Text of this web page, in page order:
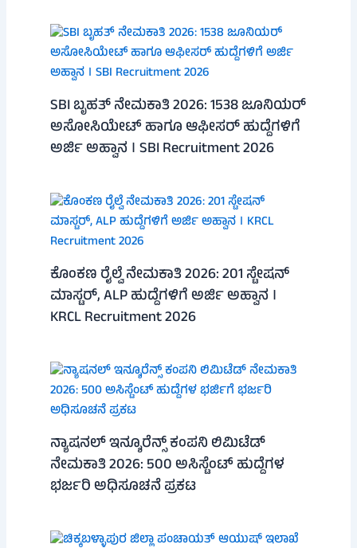
SBI ಬೃಹತ್ ನೇಮಕಾತಿ 2026: 1538 ಜೂನಿಯರ್
ಅಸೋಸಿಯೇಟ್ ಹಾಗೂ ಆಫೀಸರ್ ಹುದ್ದೆಗಳಿಗೆ
ಅರ್ಜಿ ಅಹ್ವಾನ । SBI Recruitment 2026
ಕೊಂಕಣ ರೈಲ್ವೆ ನೇಮಕಾತಿ 2026: 201 ಸ್ಟೇಷನ್
ಮಾಸ್ಟರ್, ALP ಹುದ್ದೆಗಳಿಗೆ ಅರ್ಜಿ ಅಹ್ವಾನ ।
KRCL Recruitment 2026
ನ್ಯಾಷನಲ್ ಇನ್ಶೂರೆನ್ಸ್ ಕಂಪನಿ ಲಿಮಿಟೆಡ್
ನೇಮಕಾತಿ 2026: 500 ಅಸಿಸ್ಟೆಂಟ್ ಹುದ್ದೆಗಳ
ಭರ್ಜರಿ ಅಧಿಸೂಚನೆ ಪ್ರಕಟ